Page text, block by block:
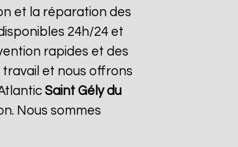
et la réparation des
24h/24 et
rapides et des
travail et nous offrons
Saint Gély du
Nous sommes